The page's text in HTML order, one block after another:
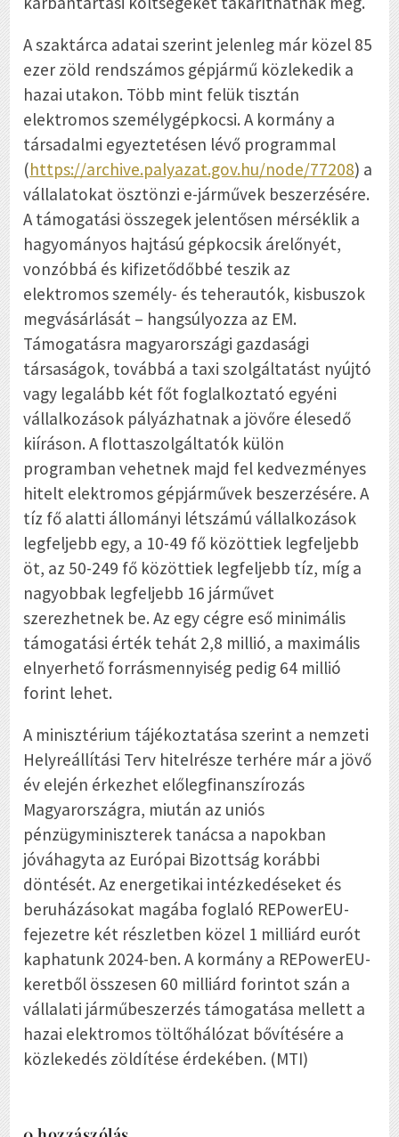
A szaktárca adatai szerint jelenleg már közel 85
ezer zöld rendszámos gépjármű közlekedik a
hazai utakon. Több mint felük tisztán
elektromos személygépkocsi. A kormány a
társadalmi egyeztetésen lévő programmal
(https://archive.palyazat.gov.hu/node/77208) a
vállalatokat ösztönzi e-járművek beszerzésére.
A támogatási összegek jelentősen mérséklik a
hagyományos hajtású gépkocsik árelőnyét,
vonzóbbá és kifizetődőbbé teszik az
elektromos személy- és teherautók, kisbuszok
megvásárlását – hangsúlyozza az EM.
Támogatásra magyarországi gazdasági
társaságok, továbbá a taxi szolgáltatást nyújtó
vagy legalább két főt foglalkoztató egyéni
vállalkozások pályázhatnak a jövőre élesedő
kiíráson. A flottaszolgáltatók külön
programban vehetnek majd fel kedvezményes
hitelt elektromos gépjárművek beszerzésére. A
tíz fő alatti állományi létszámú vállalkozások
legfeljebb egy, a 10-49 fő közöttiek legfeljebb
öt, az 50-249 fő közöttiek legfeljebb tíz, míg a
nagyobbak legfeljebb 16 járművet
szerezhetnek be. Az egy cégre eső minimális
támogatási érték tehát 2,8 millió, a maximális
elnyerhető forrásmennyiség pedig 64 millió
forint lehet.
A minisztérium tájékoztatása szerint a nemzeti
Helyreállítási Terv hitelrésze terhére már a jövő
év elején érkezhet előlegfinanszírozás
Magyarországra, miután az uniós
pénzügyminiszterek tanácsa a napokban
jóváhagyta az Európai Bizottság korábbi
döntését. Az energetikai intézkedéseket és
beruházásokat magába foglaló REPowerEU-
fejezetre két részletben közel 1 milliárd eurót
kaphatunk 2024-ben. A kormány a REPowerEU-
keretből összesen 60 milliárd forintot szán a
vállalati járműbeszerzés támogatása mellett a
hazai elektromos töltőhálózat bővítésére a
közlekedés zöldítése érdekében. (MTI)